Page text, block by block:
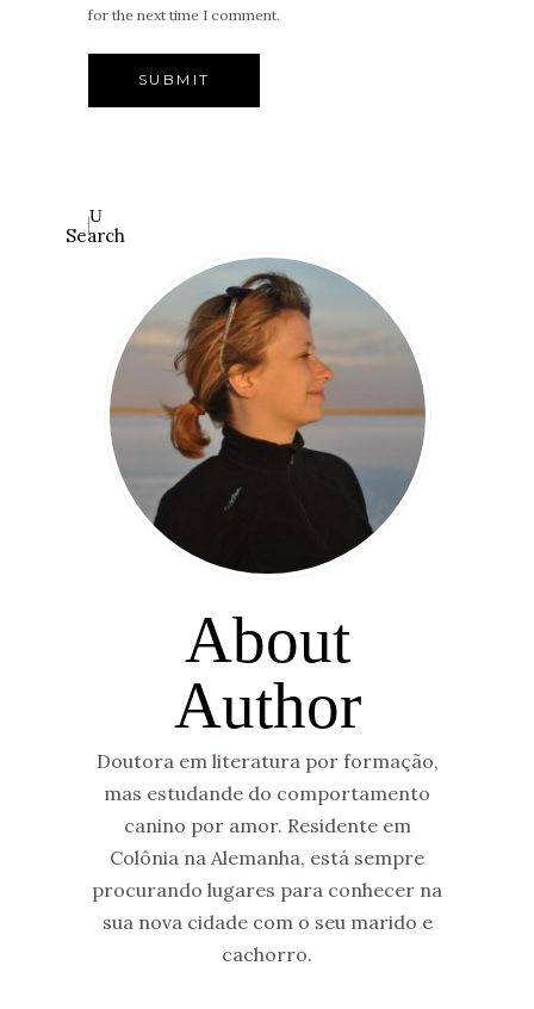
for the next time I comment.
Search
About
Author
Doutora em literatura por formação,
mas estudande do comportamento
canino por amor. Residente em
Colônia na Alemanha, está sempre
procurando lugares para conhecer na
sua nova cidade com o seu marido e
cachorro.